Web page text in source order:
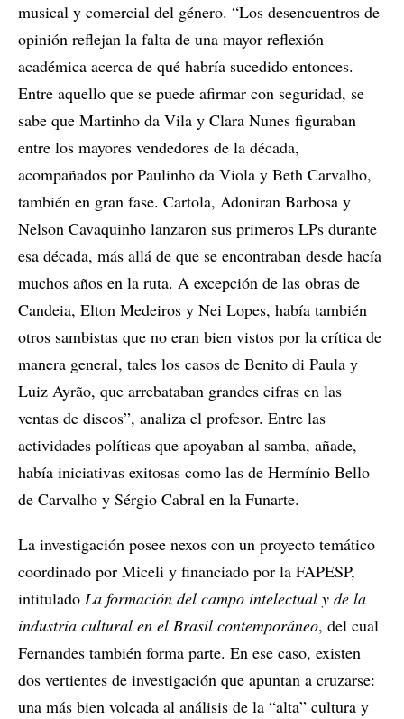
musical y comercial del género. “Los desencuentros de
opinión reflejan la falta de una mayor reflexión
académica acerca de qué habría sucedido entonces.
Entre aquello que se puede afirmar con seguridad, se
sabe que Martinho da Vila y Clara Nunes figuraban
entre los mayores vendedores de la década,
acompañados por Paulinho da Viola y Beth Carvalho,
también en gran fase. Cartola, Adoniran Barbosa y
Nelson Cavaquinho lanzaron sus primeros LPs durante
esa década, más allá de que se encontraban desde hacía
muchos años en la ruta. A excepción de las obras de
Candeia, Elton Medeiros y Nei Lopes, había también
otros sambistas que no eran bien vistos por la crítica de
manera general, tales los casos de Benito di Paula y
Luiz Ayrão, que arrebataban grandes cifras en las
ventas de discos”, analiza el profesor. Entre las
actividades políticas que apoyaban al samba, añade,
había iniciativas exitosas como las de Hermínio Bello
de Carvalho y Sérgio Cabral en la Funarte.
La investigación posee nexos con un proyecto temático
coordinado por Miceli y financiado por la FAPESP,
intitulado La formación del campo intelectual y de la
industria cultural en el Brasil contemporáneo, del cual
Fernandes también forma parte. En ese caso, existen
dos vertientes de investigación que apuntan a cruzarse:
una más bien volcada al análisis de la “alta” cultura y